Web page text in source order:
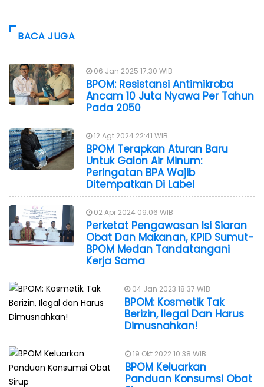
BACA JUGA
06 Jan 2025 17:30 WIB
BPOM: Resistansi Antimikroba
Ancam 10 Juta Nyawa Per Tahun
Pada 2050
12 Agt 2024 22:41 WIB
BPOM Terapkan Aturan Baru
Untuk Galon Air Minum:
Peringatan BPA Wajib
Ditempatkan Di Label
02 Apr 2024 09:06 WIB
Perketat Pengawasan Isi Siaran
Obat Dan Makanan, KPID Sumut-
BPOM Medan Tandatangani
Kerja Sama
04 Jan 2023 18:37 WIB
BPOM: Kosmetik Tak
Berizin, Ilegal Dan Harus
Dimusnahkan!
19 Okt 2022 10:38 WIB
BPOM Keluarkan
Panduan Konsumsi Obat